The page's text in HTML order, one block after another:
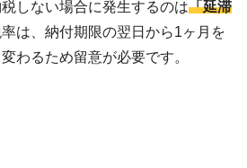
しない場合に発生するのは「延滞
は、納付期限の翌日から1ヶ月を
わるため留意が必要です。